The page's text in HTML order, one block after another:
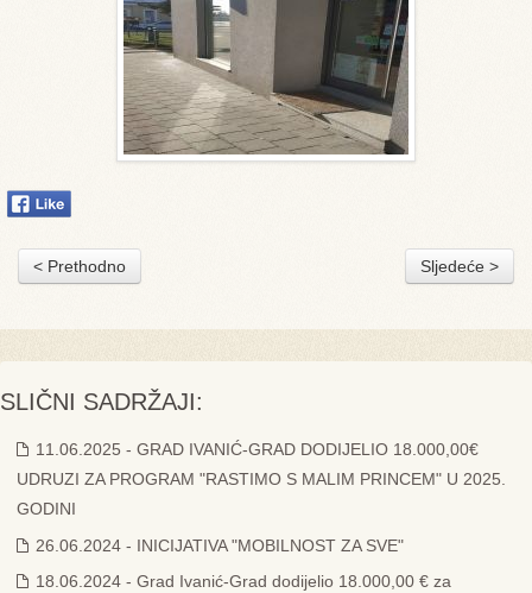
< Prethodno Sljedeće >
SLIČNI SADRŽAJI:
11.06.2025 - GRAD IVANIĆ-GRAD DODIJELIO 18.000,00€
UDRUZI ZA PROGRAM "RASTIMO S MALIM PRINCEM" U 2025.
GODINI
26.06.2024 - INICIJATIVA "MOBILNOST ZA SVE"
18.06.2024 - Grad Ivanić-Grad dodijelio 18.000,00 € za